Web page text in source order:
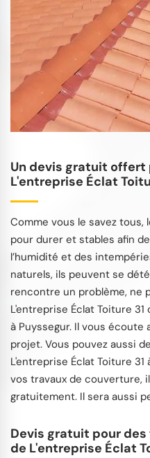
Un devis gratuit offert
L'entreprise Éclat
Comme vous le savez
pour durer et stables afin
l’humidité et des
naturels, ils peuvent se
rencontre un problème, ne
L'entreprise Éclat Toiture
à Puyssegur. Il vous
projet. Vous pouvez aussi
L'entreprise Éclat Toiture
vos travaux de couverture,
gratuitement. Il sera aussi
Devis gratuit pour
de L'entreprise Éclat